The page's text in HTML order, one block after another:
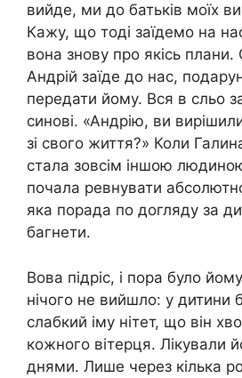
вийде, ми до батьків моїх
Кажу, що тоді заїдемо на
вона знову про якісь
Андрій заїде до нас,
передати йому. Вся в сльо
синові. «Андрію, ви
зі свого життя?» Коли
стала зовсім іншою
почала ревнувати
яка порада по догляду за
багнети.
Вова підріс, і пора було
нічого не вийшло: у дитини
слабкий іму нітет, що він
кожного вітерця. Лікували
днями. Лише через кілька